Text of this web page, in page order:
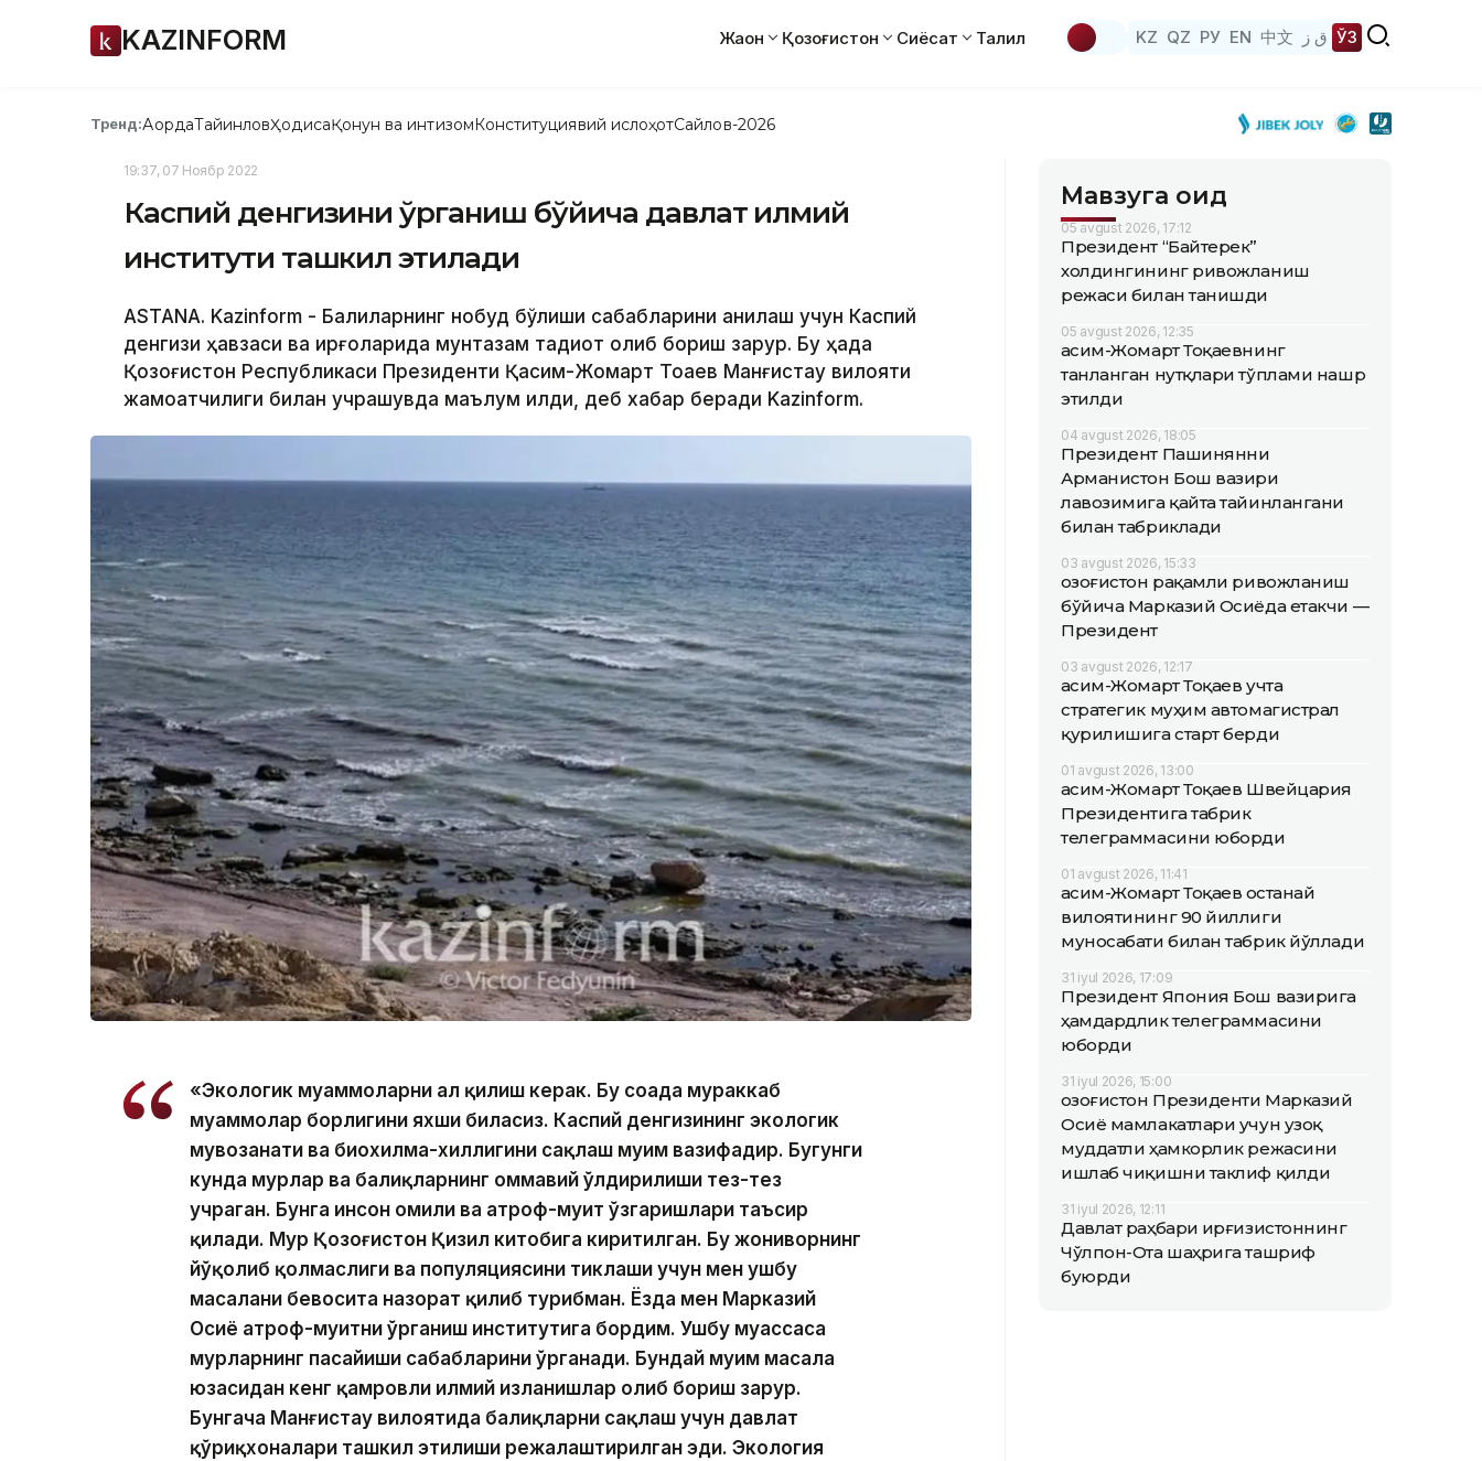
KAZINFORM Жаҳон Қозоғистон Сиёсат Таҳлил KZ QZ РУ EN 中文 ق ز ЎЗ
Тренд:АқордаТайинловҲодисаҚонун ва интизомКонституциявий ислоҳотСайлов-2026
19:37, 07 Ноябр 2022
Каспий денгизини ўрганиш бўйича давлат илмий
институти ташкил этилади
ASTANA. Kazinform - Балиқларнинг нобуд бўлиши сабабларини аниқлаш учун Каспий
денгизи ҳавзаси ва қирғоқларида мунтазам тадқиқот олиб бориш зарур. Бу ҳақда
Қозоғистон Республикаси Президенти Қасим-Жомарт Тоқаев Манғистау вилояти
жамоатчилиги билан учрашувда маълум қилди, деб хабар беради Kazinform.
«Экологик муаммоларни ҳал қилиш керак. Бу соҳада мураккаб
муаммолар борлигини яхши биласиз. Каспий денгизининг экологик
мувозанати ва биохилма-хиллигини сақлаш муҳим вазифадир. Бугунги
кунда муҳрлар ва балиқларнинг оммавий ўлдирилиши тез-тез
учраган. Бунга инсон омили ва атроф-муҳит ўзгаришлари таъсир
қилади. Муҳр Қозоғистон Қизил китобига киритилган. Бу жониворнинг
йўқолиб қолмаслиги ва популяциясини тиклаши учун мен ушбу
масалани бевосита назорат қилиб турибман. Ёзда мен Марказий
Осиё атроф-муҳитни ўрганиш институтига бордим. Ушбу муассаса
муҳрларнинг пасайиши сабабларини ўрганади. Бундай муҳим масала
юзасидан кенг қамровли илмий изланишлар олиб бориш зарур.
Бунгача Манғистау вилоятида балиқларни сақлаш учун давлат
қўриқхоналари ташкил этилиши режалаштирилган эди. Экология
Мавзуга оид
05 avgust 2026, 17:12
Президент “Байтерек”
холдингининг ривожланиш
режаси билан танишди
05 avgust 2026, 12:35
Қасим-Жомарт Тоқаевнинг
танланган нутқлари тўплами нашр
этилди
04 avgust 2026, 18:05
Президент Пашинянни
Арманистон Бош вазири
лавозимига қайта тайинлангани
билан табриклади
03 avgust 2026, 15:33
Қозоғистон рақамли ривожланиш
бўйича Марказий Осиёда етакчи —
Президент
03 avgust 2026, 12:17
Қасим-Жомарт Тоқаев учта
стратегик муҳим автомагистрал
қурилишига старт берди
01 avgust 2026, 13:00
Қасим-Жомарт Тоқаев Швейцария
Президентига табрик
телеграммасини юборди
01 avgust 2026, 11:41
Қасим-Жомарт Тоқаев Қостанай
вилоятининг 90 йиллиги
муносабати билан табрик йўллади
31 iyul 2026, 17:09
Президент Япония Бош вазирига
ҳамдардлик телеграммасини
юборди
31 iyul 2026, 15:00
Қозоғистон Президенти Марказий
Осиё мамлакатлари учун узоқ
муддатли ҳамкорлик режасини
ишлаб чиқишни таклиф қилди
31 iyul 2026, 12:11
Давлат раҳбари Қирғизистоннинг
Чўлпон-Ота шаҳрига ташриф
буюрди